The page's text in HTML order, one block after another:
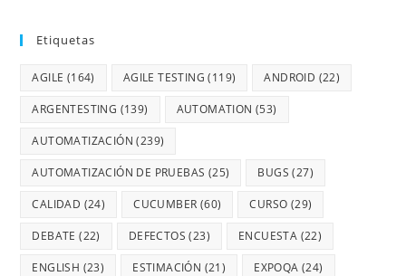
Etiquetas
AGILE (164) AGILE TESTING (119) ANDROID (22)
ARGENTESTING (139) AUTOMATION (53)
AUTOMATIZACIÓN (239)
AUTOMATIZACIÓN DE PRUEBAS (25) BUGS (27)
CALIDAD (24) CUCUMBER (60) CURSO (29)
DEBATE (22) DEFECTOS (23) ENCUESTA (22)
ENGLISH (23) ESTIMACIÓN (21) EXPOQA (24)